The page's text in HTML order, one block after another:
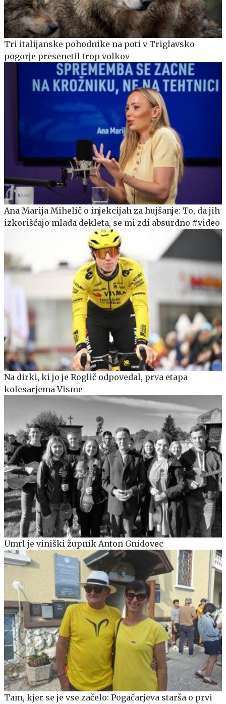
Tri italijanske pohodnike na poti v Triglavsko
pogorje presenetil trop volkov
Ana Marija Mihelič o injekcijah za hujšanje: To, da jih
izkoriščajo mlada dekleta, se mi zdi absurdno #video
Na dirki, ki jo je Roglič odpovedal, prva etapa
kolesarjema Visme
Umrl je viniški župnik Anton Gnidovec
Tam, kjer se je vse začelo: Pogačarjeva starša o prvi